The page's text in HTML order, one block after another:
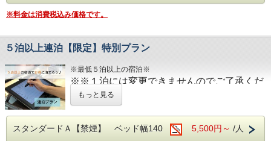
ドベッドで快適な寝心地
・43型壁掛けテレビ、全室加湿機能付き空気
アウト11:00
■各種サービス
ウェルカムドリンク 14:00〜23:00、コインラ
ンドリー 7：00～22：00（有料）、自動販売
■注意事項
詳しくはホテルまでお問い合わせくださいませ
■男女別展望浴場(最上階：９階)
西日本最高峰の石鎚山や西条市の街並を望め
営業時間：14:00~24:00、翌6:00~9:00
■JR伊予西条駅より徒歩1分の好立地
隣がコンビニ、石鎚へのバスも真正面バス停
から出ています
■平面120台駐車場 (敷地内＆第二駐車場)
※料金は消費税込み価格です。
５泊以上連泊【限定】特別プラン
※最低５泊以上の宿泊※
※※１泊には変更できませんのでご了承くだ
さい！※※
５泊以上宿泊するお客様にお贈りする特別な
もっと見る
スタンダードＡ【禁煙】 ベッド幅140 5,500円～ /人